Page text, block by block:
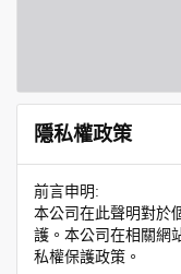
隱私權政策
前言申明:
本公司在此聲明對於
護。本公司在相關網
私權保護政策。